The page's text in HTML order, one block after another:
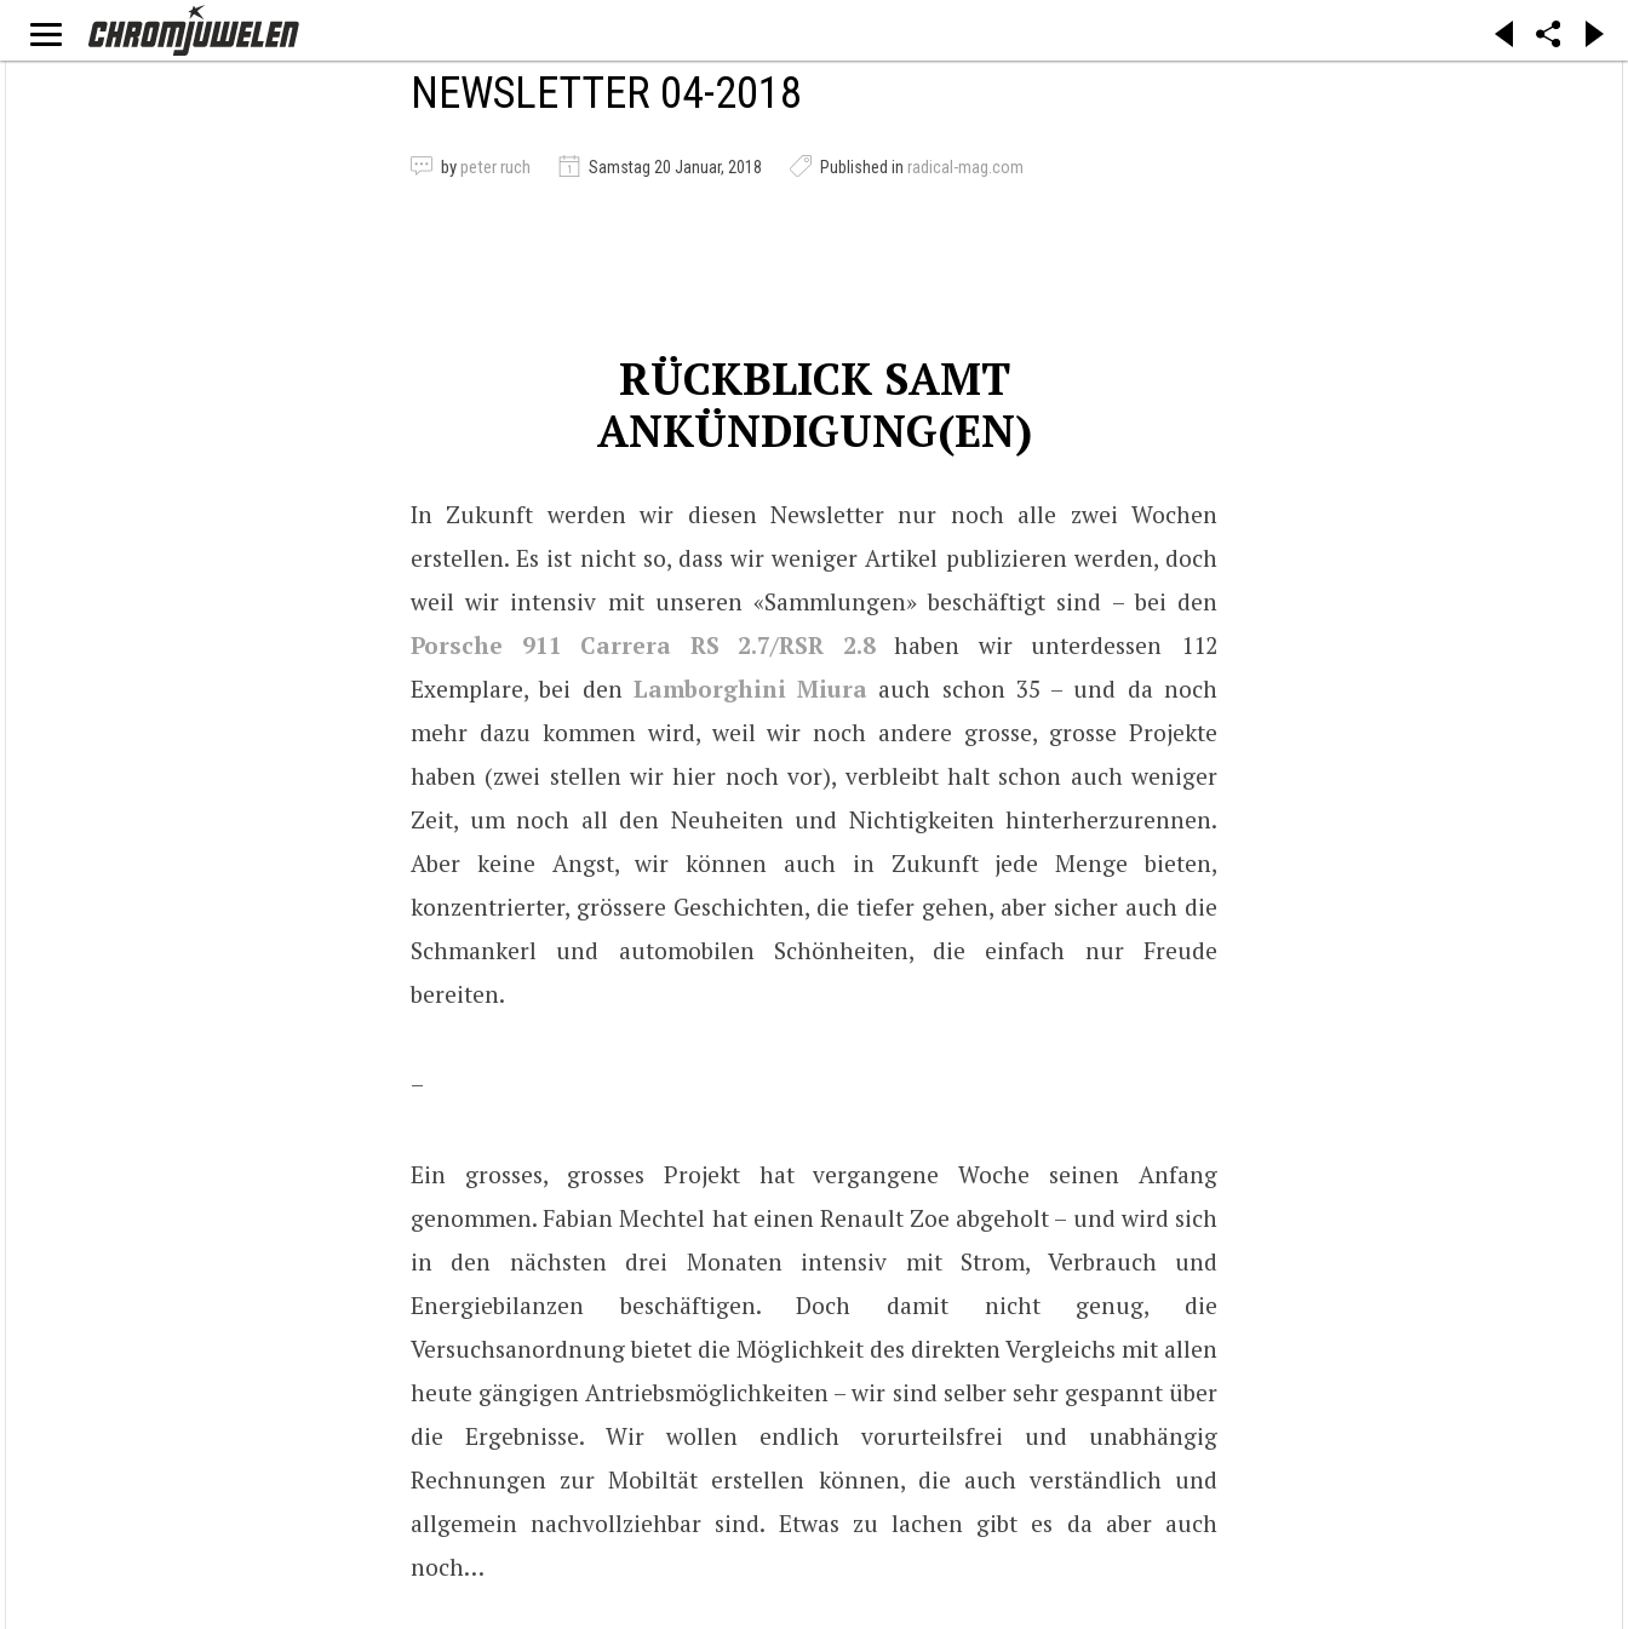
NEWSLETTER 04-2018
by peter ruch Samstag 20 Januar, 2018 Published in radical-mag.com
RÜCKBLICK SAMT
ANKÜNDIGUNG(EN)
In Zukunft werden wir diesen Newsletter nur noch alle zwei Wochen
erstellen. Es ist nicht so, dass wir weniger Artikel publizieren werden, doch
weil wir intensiv mit unseren «Sammlungen» beschäftigt sind – bei den
Porsche 911 Carrera RS 2.7/RSR 2.8haben wir unterdessen 112
Exemplare, bei den Lamborghini Miura auch schon 35 – und da noch
mehr dazu kommen wird, weil wir noch andere grosse, grosse Projekte
haben (zwei stellen wir hier noch vor), verbleibt halt schon auch weniger
Zeit, um noch all den Neuheiten und Nichtigkeiten hinterherzurennen.
Aber keine Angst, wir können auch in Zukunft jede Menge bieten,
konzentrierter, grössere Geschichten, die tiefer gehen, aber sicher auch die
Schmankerl und automobilen Schönheiten, die einfach nur Freude
bereiten.
–
Ein grosses, grosses Projekt hat vergangene Woche seinen Anfang
genommen. Fabian Mechtel hat einen Renault Zoe abgeholt – und wird sich
in den nächsten drei Monaten intensiv mit Strom, Verbrauch und
Energiebilanzen beschäftigen. Doch damit nicht genug, die
Versuchsanordnung bietet die Möglichkeit des direkten Vergleichs mit allen
heute gängigen Antriebsmöglichkeiten – wir sind selber sehr gespannt über
die Ergebnisse. Wir wollen endlich vorurteilsfrei und unabhängig
Rechnungen zur Mobiltät erstellen können, die auch verständlich und
allgemein nachvollziehbar sind. Etwas zu lachen gibt es da aber auch
noch…